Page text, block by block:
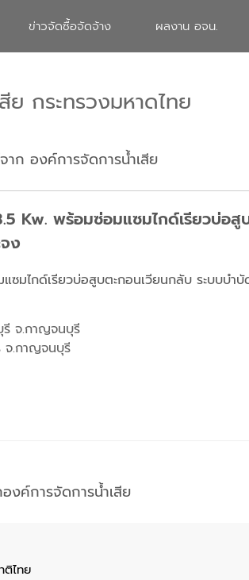
ข่าวจัดซื้อจัดจ้าง ผลงาน อจน.
ย กระทรวงมหาดไทย
าก องค์การจัดการน้ำเสีย
Kw. พร้อมซ่อมแซมไกด์เรียวบ่อ
ง
ซมไกด์เรียวบ่อสูบตะกอนเวียนกลับ ระบบบ
รี จ.กาญจนบุรี
จ.กาญจนบุรี
งค์การจัดการน้ำเสีย
ไทย